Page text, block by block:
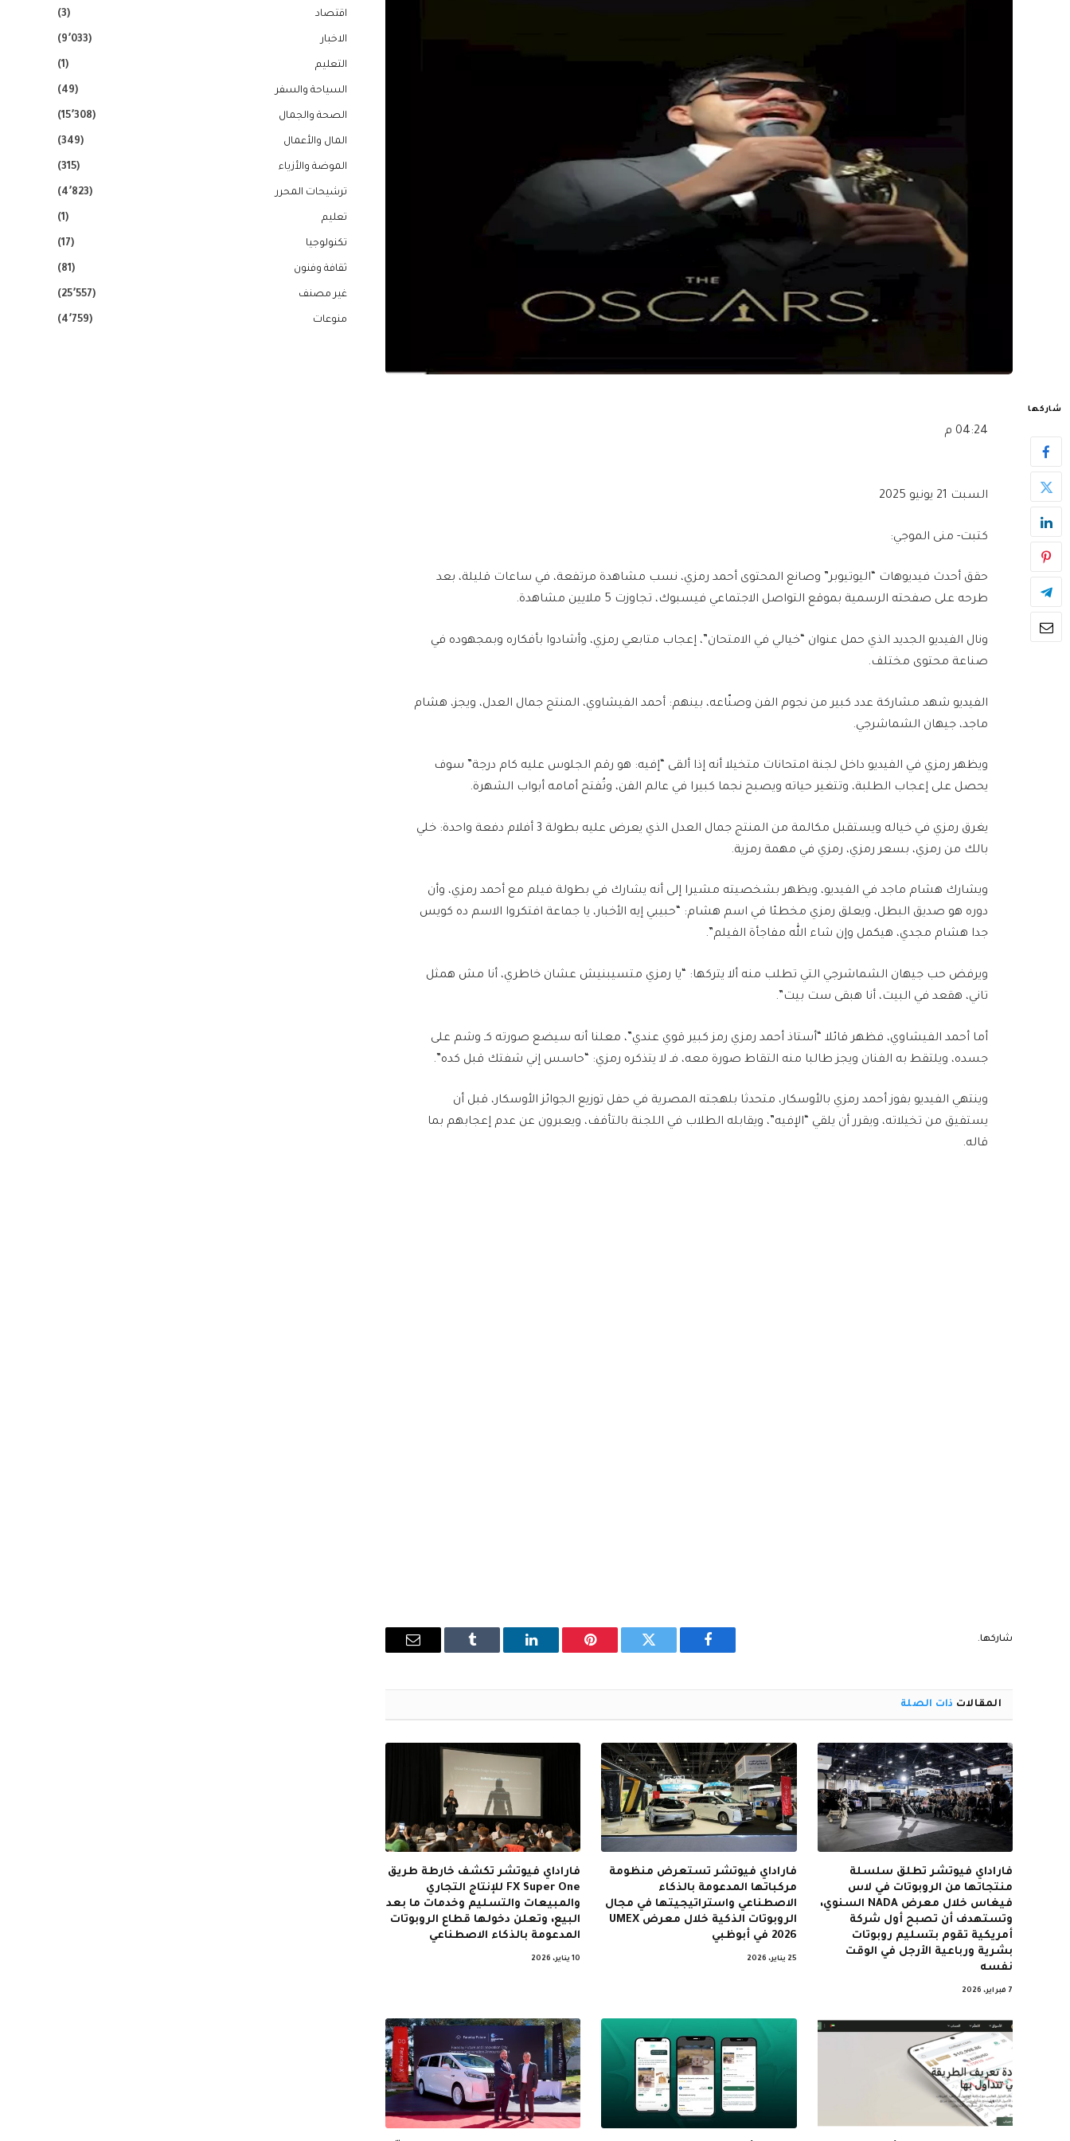
شاركها
04:24 م
السبت 21 يونيو 2025
كتبت- منى الموجي:
حقق أحدث فيديوهات “اليوتيوبر” وصانع المحتوى أحمد رمزي، نسب مشاهدة مرتفعة، في ساعات قليلة، بعد
طرحه على صفحته الرسمية بموقع التواصل الاجتماعي فيسبوك، تجاوزت 5 ملايين مشاهدة.
ونال الفيديو الجديد الذي حمل عنوان “خيالي في الامتحان”، إعجاب متابعي رمزي، وأشادوا بأفكاره وبمجهوده في
صناعة محتوى مختلف.
الفيديو شهد مشاركة عدد كبير من نجوم الفن وصنّاعه، بينهم: أحمد الفيشاوي، المنتج جمال العدل، ويجز، هشام
ماجد، جيهان الشماشرجي.
ويظهر رمزي في الفيديو داخل لجنة امتحانات متخيلا أنه إذا ألقى “إفيه: هو رقم الجلوس عليه كام درجة” سوف
يحصل على إعجاب الطلبة، وتتغير حياته ويصبح نجما كبيرا في عالم الفن، وتُفتح أمامه أبواب الشهرة.
يغرق رمزي في خياله ويستقبل مكالمة من المنتج جمال العدل الذي يعرض عليه بطولة 3 أفلام دفعة واحدة: خلي
بالك من رمزي، بسعر رمزي، رمزي في مهمة رمزية.
ويشارك هشام ماجد في الفيديو، ويظهر بشخصيته مشيرا إلى أنه يشارك في بطولة فيلم مع أحمد رمزي، وأن
دوره هو صديق البطل، ويعلق رمزي مخطئا في اسم هشام: “حبيبي إيه الأخبار، يا جماعة افتكروا الاسم ده كويس
جدا هشام مجدي، هيكمل وإن شاء الله مفاجأة الفيلم”.
ويرفض حب جيهان الشماشرجي التي تطلب منه ألا يتركها: “يا رمزي متسيبنيش عشان خاطري، أنا مش همثل
تاني، هقعد في البيت، أنا هبقى ست بيت”.
أما أحمد الفيشاوي، فظهر قائلا “أستاذ أحمد رمزي رمز كبير قوي عندي”، معلنا أنه سيضع صورته كـ وشم على
جسده، ويلتقط به الفنان ويجز طالبا منه التقاط صورة معه، فـ لا يتذكره رمزي: “حاسس إني شفتك قبل كده”.
وينتهي الفيديو بفوز أحمد رمزي بالأوسكار، متحدثا بلهجته المصرية في حفل توزيع الجوائز الأوسكار، قبل أن
يستفيق من تخيلاته، ويقرر أن يلقي “الإفيه”، ويقابله الطلاب في اللجنة بالتأفف، ويعبرون عن عدم إعجابهم بما
قاله.
شاركها.
فيسبوك تويتر بينتيريستلينكدإن Tumblr
البريد
المقالات ذات الصلة
فاراداي فيوتشر تطلق سلسلة
منتجاتها من الروبوتات في لاس
فيغاس خلال معرض NADA السنوي،
وتستهدف أن تصبح أول شركة
أمريكية تقوم بتسليم روبوتات
بشرية ورباعية الأرجل في الوقت
نفسه
7 فبراير، 2026
فاراداي فيوتشر تستعرض منظومة
مركباتها المدعومة بالذكاء
الاصطناعي واستراتيجيتها في مجال
الروبوتات الذكية خلال معرض UMEX
2026 في أبوظبي
25 يناير، 2026
فاراداي فيوتشر تكشف خارطة طريق
FX Super One للإنتاج التجاري
والمبيعات والتسليم وخدمات ما بعد
البيع، وتعلن دخولها قطاع الروبوتات
المدعومة بالذكاء الاصطناعي
10 يناير، 2026
اقتصاد (3)
الاخبار (9٬033)
التعليم (1)
السياحة والسفر (49)
الصحة والجمال (15٬308)
المال والأعمال (349)
الموضة والأزياء (315)
ترشيحات المحرر (4٬823)
تعليم (1)
تكنولوجيا (17)
ثقافة وفنون (81)
غير مصنف (25٬557)
منوعات (4٬759)